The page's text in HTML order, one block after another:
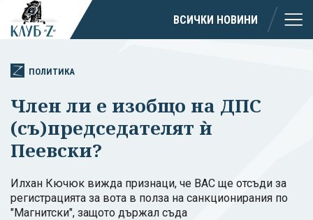
ВСИЧКИ НОВИНИ
ПОЛИТИКА
Член ли е изобщо на ДПС
(съ)председателят ѝ
Пеевски?
Илхан Кючюк вижда признаци, че ВАС ще отсъди за
регистрацията за вота в полза на санкционирания по
"Магнитски", защото държал съда